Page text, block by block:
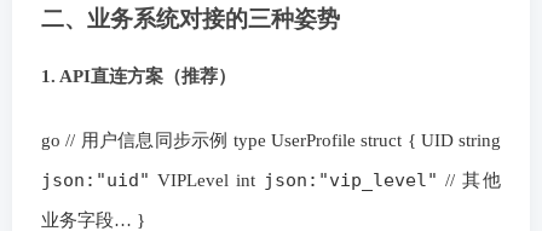
二、业务系统对接的三种姿势
1. API直连方案（推荐）
go // 用户信息同步示例 type UserProfile struct { UID string
json:"uid" VIPLevel int json:"vip_level" // 其他
业务字段… }